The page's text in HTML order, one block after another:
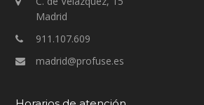
Madrid
911.107.609
madrid@profuse.es